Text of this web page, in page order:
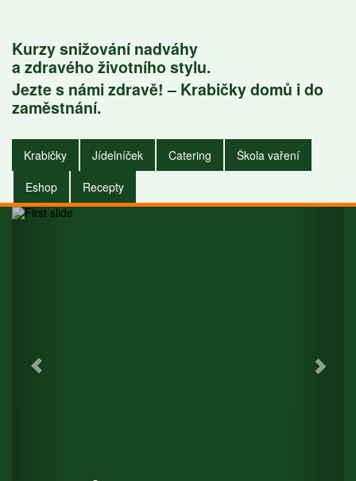
Kurzy snižování nadváhy
a zdravého životního stylu.
Jezte s námi zdravě! – Krabičky domů i do
zaměstnání.
Krabičky Jídelníček Catering
Škola vaření
Eshop
Recepty
Krabičky do
zaměstnání i do
domu.